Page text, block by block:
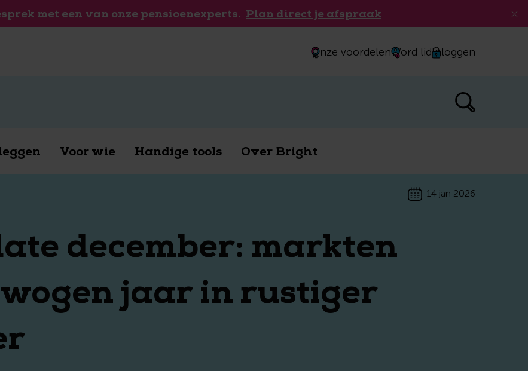
met een van onze pensioenexperts. Plan direct je afspraak
Onze voordelenWord lidInloggen
Voor wie Handige tools Over Bright
14 jan 2026
december: markten
jaar in rustiger